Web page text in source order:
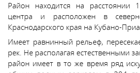
Район находится на расстоянии
центра и расположен в
Краснодарского края на Кубано-
Имеет равнинный рельеф,
рек. Не располагая естественными
район имеет в то же время ряд